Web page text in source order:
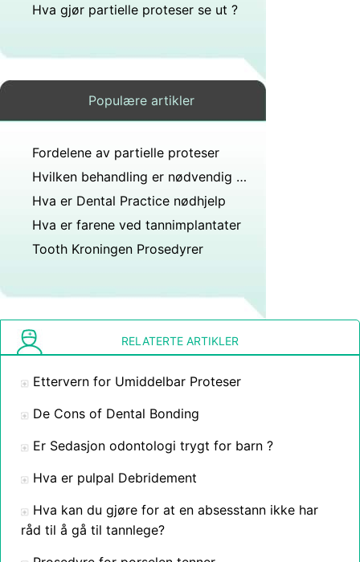
Hva gjør partielle proteser se ut ?
Populære artikler
Fordelene av partielle proteser
Hvilken behandling er nødvendig for tanntraumer?
Hva er Dental Practice nødhjelp
Hva er farene ved tannimplantater
Tooth Kroningen Prosedyrer
RELATERTE ARTIKLER
Ettervern for Umiddelbar Proteser
De Cons of Dental Bonding
Er Sedasjon odontologi trygt for barn ?
Hva er pulpal Debridement
Hva kan du gjøre for at en absesstann ikke har
råd til å gå til tannlege?